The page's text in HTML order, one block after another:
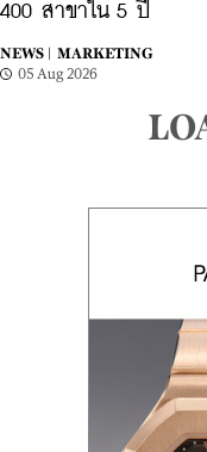
400 สาขาใน 5 ปี
NEWS |
MARKETING
05 Aug 2026